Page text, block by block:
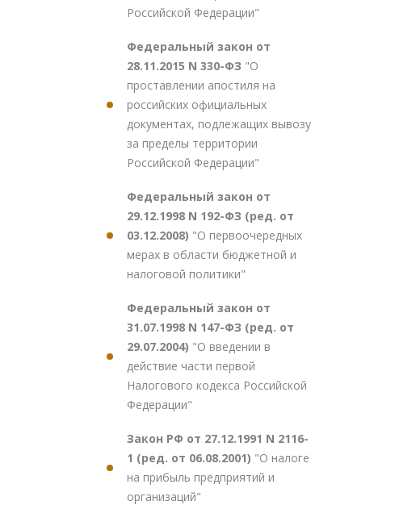
Российской Федерации"
Федеральный закон от
28.11.2015 N 330-ФЗ "О
проставлении апостиля на
российских официальных
документах, подлежащих вывозу
за пределы территории
Российской Федерации"
Федеральный закон от
29.12.1998 N 192-ФЗ (ред. от
03.12.2008) "О первоочередных
мерах в области бюджетной и
налоговой политики"
Федеральный закон от
31.07.1998 N 147-ФЗ (ред. от
29.07.2004) "О введении в
действие части первой
Налогового кодекса Российской
Федерации"
Закон РФ от 27.12.1991 N 2116-
1 (ред. от 06.08.2001) "О налоге
на прибыль предприятий и
организаций"